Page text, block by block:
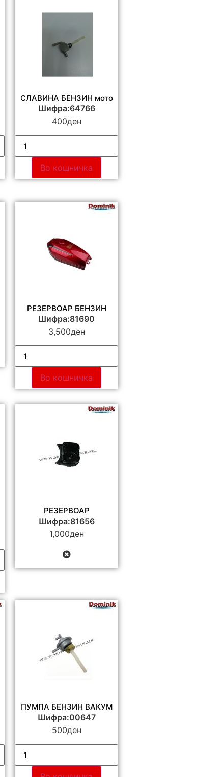
СЛАВИНА БЕНЗИН мото
Шифра:64766
400ден
Во кошничка
РЕЗЕРВОАР БЕНЗИН
Шифра:81690
3,500ден
Во кошничка
РЕЗЕРВОАР
Шифра:81656
1,000ден
ПУМПА БЕНЗИН ВАКУМ
Шифра:00647
500ден